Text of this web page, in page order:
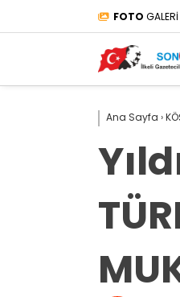
FOTO GALERİ
Ana Sayfa ›